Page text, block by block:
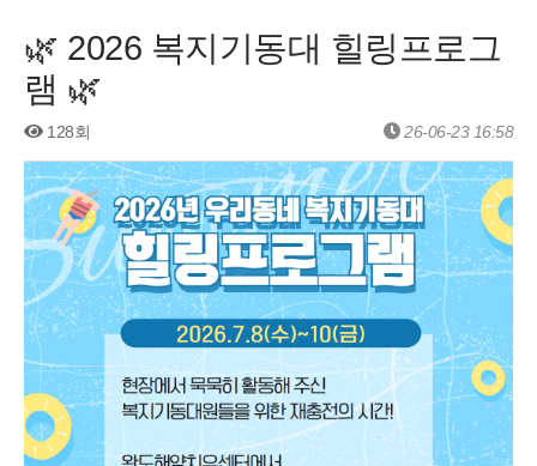
🌿 2026 복지기동대 힐링프로그
램 🌿
128회 26-06-23 16:58